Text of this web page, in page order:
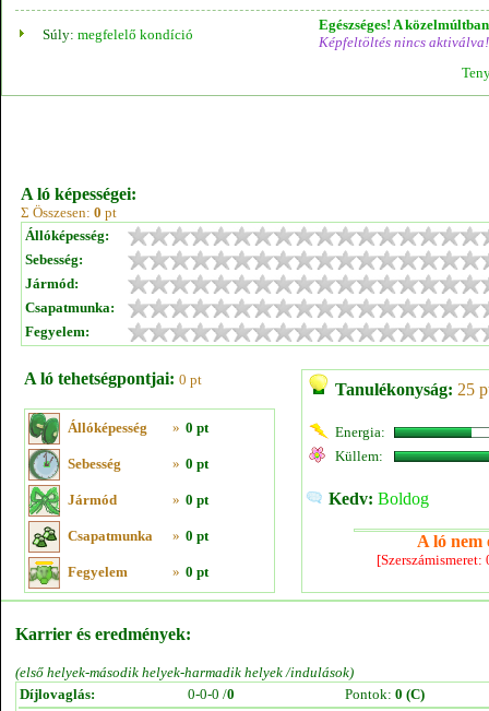
Súly: megfelelő kondíció
Egészséges! A
Képfeltöltés nincs aktiválva!
A ló képességei:
Σ Összesen: 0 pt
Állóképesség:
Sebesség:
Jármód:
Csapatmunka:
Fegyelem:
A ló tehetségpontjai: 0 pt
Állóképesség » 0 pt
Sebesség » 0 pt
Jármód » 0 pt
Csapatmunka » 0 pt
Fegyelem » 0 pt
Tanulékonyság: 25
Energia:
Küllem:
Kedv: Boldog
A ló nem
Karrier és eredmények:
(első helyek-második helyek-harmadik helyek /indulások)
Díjlovaglás:
0-0-0 /0 Pontok: 0 (C)